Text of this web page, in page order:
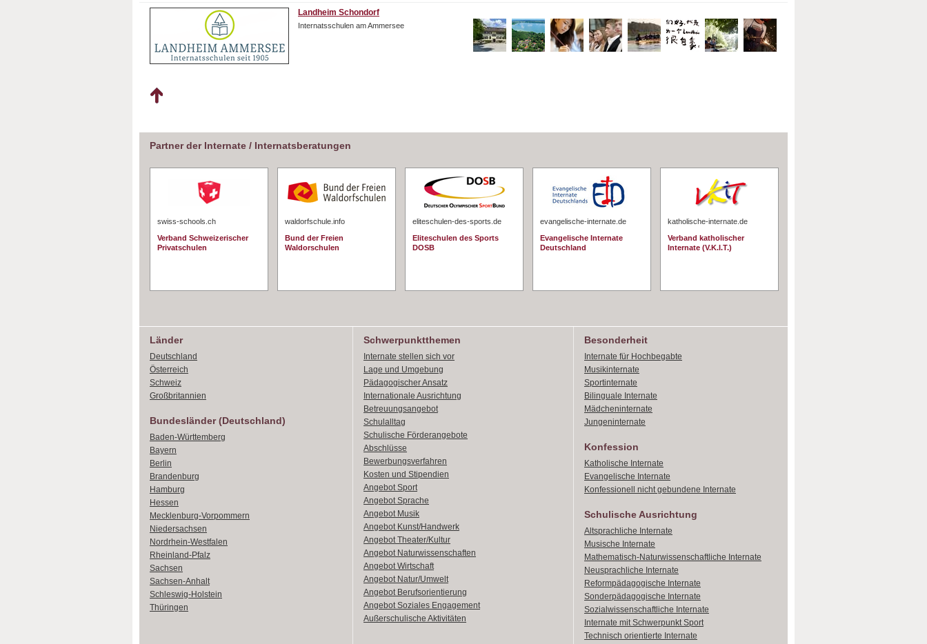
Landheim Schondorf
Internatsschulen am Ammersee
Partner der Internate / Internatsberatungen
swiss-schools.ch
Verband Schweizerischer
Privatschulen
waldorfschule.info
Bund der Freien
Waldorschulen
eliteschulen-des-sports.de
Eliteschulen des Sports
DOSB
evangelische-internate.de
Evangelische Internate
Deutschland
katholische-internate.de
Verband katholischer
Internate (V.K.I.T.)
Länder
Deutschland
Österreich
Schweiz
Großbritannien
Bundesländer (Deutschland)
Baden-Württemberg
Bayern
Berlin
Brandenburg
Hamburg
Hessen
Mecklenburg-Vorpommern
Niedersachsen
Nordrhein-Westfalen
Rheinland-Pfalz
Sachsen
Sachsen-Anhalt
Schleswig-Holstein
Thüringen
Schwerpunktthemen
Internate stellen sich vor
Lage und Umgebung
Pädagogischer Ansatz
Internationale Ausrichtung
Betreuungsangebot
Schulalltag
Schulische Förderangebote
Abschlüsse
Bewerbungsverfahren
Kosten und Stipendien
Angebot Sport
Angebot Sprache
Angebot Musik
Angebot Kunst/Handwerk
Angebot Theater/Kultur
Angebot Naturwissenschaften
Angebot Wirtschaft
Angebot Natur/Umwelt
Angebot Berufsorientierung
Angebot Soziales Engagement
Außerschulische Aktivitäten
Besonderheit
Internate für Hochbegabte
Musikinternate
Sportinternate
Bilinguale Internate
Mädcheninternate
Jungeninternate
Konfession
Katholische Internate
Evangelische Internate
Konfessionell nicht gebundene Internate
Schulische Ausrichtung
Altsprachliche Internate
Musische Internate
Mathematisch-Naturwissenschaftliche Internate
Neusprachliche Internate
Reformpädagogische Internate
Sonderpädagogische Internate
Sozialwissenschaftliche Internate
Internate mit Schwerpunkt Sport
Technisch orientierte Internate